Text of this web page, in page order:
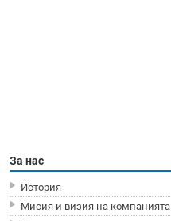
За нас
История
Мисия и визия на компанията